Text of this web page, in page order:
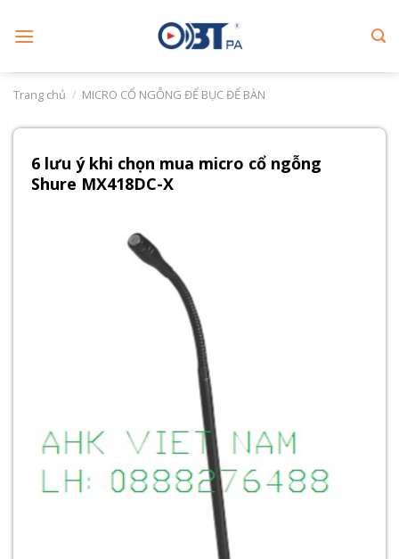
Trang chủ / MICRO CỔ NGỖNG ĐỂ BỤC ĐỂ BÀN
6 lưu ý khi chọn mua micro cổ ngỗng
Shure MX418DC-X